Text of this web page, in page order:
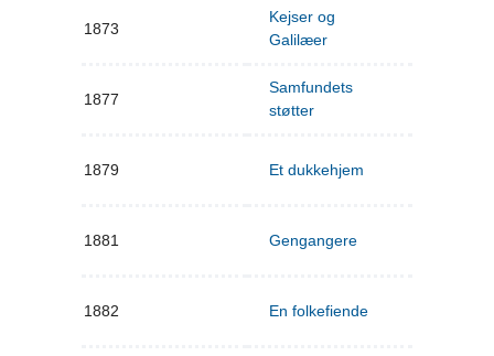
1873
Kejser og
Galilæer
1877
Samfundets
støtter
1879 Et dukkehjem
1881 Gengangere
1882 En folkefiende